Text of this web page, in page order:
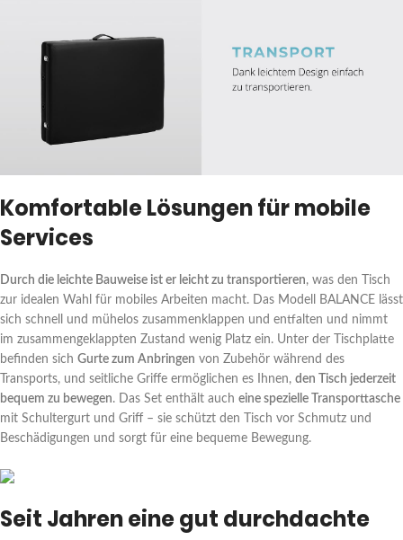
Komfortable Lösungen für mobile
Services
Durch die leichte Bauweise ist er leicht zu transportieren, was den Tisch
zur idealen Wahl für mobiles Arbeiten macht. Das Modell BALANCE lässt
sich schnell und mühelos zusammenklappen und entfalten und nimmt
im zusammengeklappten Zustand wenig Platz ein. Unter der Tischplatte
befinden sich Gurte zum Anbringen von Zubehör während des
Transports, und seitliche Griffe ermöglichen es Ihnen, den Tisch jederzeit
bequem zu bewegen. Das Set enthält auch eine spezielle Transporttasche
mit Schultergurt und Griff – sie schützt den Tisch vor Schmutz und
Beschädigungen und sorgt für eine bequeme Bewegung.
Seit Jahren eine gut durchdachte